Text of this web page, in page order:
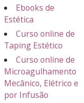
Ebooks de
Estética
Curso online de
Taping Estético
Curso online de
Microagulhamento
Mecânico, Elétrico e
por Infusão